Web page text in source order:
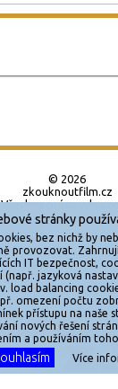
X
© 2026
zkouknoutfilm.cz
Všechna práva
by
Reklama
Sítě
Redakce
je bez souhlasu
stránky
bez nichž by
provozovat.
IT bezpečnost,
(např. jazyková
load balancing
omezení počtu
přístupu na naše
nových řešení
a používáním
Více